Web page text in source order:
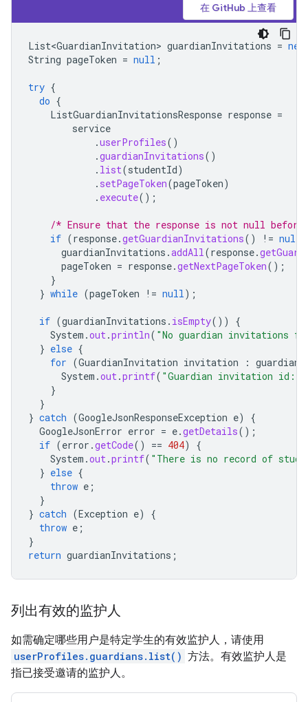
在 GitHub 上查看
List<GuardianInvitation> guardianInvitations = new
String pageToken = null ;
try {
do {
ListGuardianInvitationsResponse response =
service
.userProfiles()
.guardianInvitations()
. list(studentId)
. setPageToken(pageToken)
. execute();
/* Ensure that the response is not null
if (response.getGuardianInvitations() != null
guardianInvitations .addAll (response.
pageToken = response.getNextPageToken();
}
} while (pageToken != null );
if (guardianInvitations . isEmpty())
{
System .out .println( "No guardian invitations
} else {
for (GuardianInvitation invitation :
System .out .printf( "Guardian invitation id:
}
}
} catch (GoogleJsonResponseException e)
{
GoogleJsonError error = e.getDetails();
if (error .getCode() == 404)
{
System .out .printf( "There is no record of
} else {
throw e ;
}
} catch (Exception e)
{
throw e ;
}
return guardianInvitations ;
列出有效的监护人
如需确定哪些用户是特定学生的有效监护人，请使用
userProfiles.guardians.list() 方法。有效监护人是
指已接受邀请的监护人。